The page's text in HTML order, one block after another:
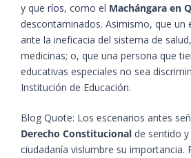
y que ríos, como el Machángara en
descontaminados. Asimismo, que un
ante la ineficacia del sistema de
medicinas; o, que una persona que
educativas especiales no sea
Institución de Educación.
Blog Quote: Los escenarios antes
Derecho Constitucional de sentido
ciudadanía vislumbre su importancia.